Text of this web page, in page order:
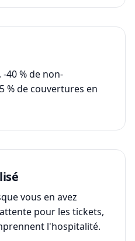
40 % de non-
% de couvertures en
vous en avez
pour les tickets,
l'hospitalité.